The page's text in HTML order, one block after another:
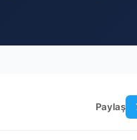
Paylaş